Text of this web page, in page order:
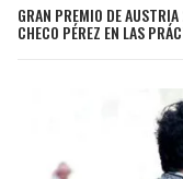
GRAN PREMIO DE
CHECO PÉREZ EN LAS